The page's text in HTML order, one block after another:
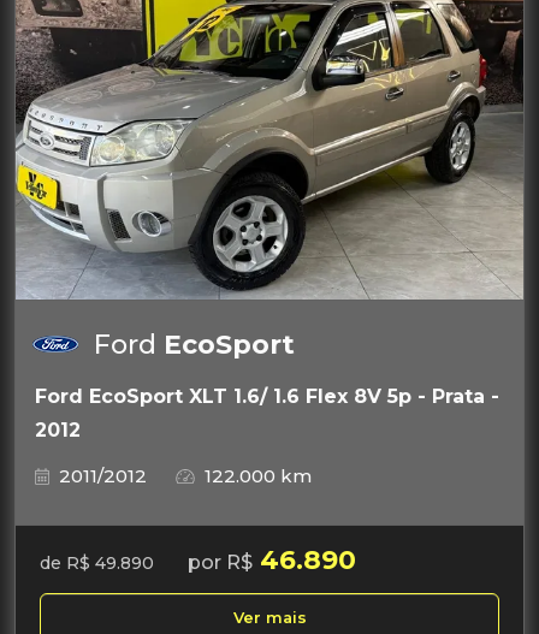
Ford EcoSport
Ford EcoSport XLT 1.6/ 1.6 Flex 8V 5p - Prata -
2012
2011/2012
122.000 km
de R$ 49.890 por R$ 46.890
Ver mais